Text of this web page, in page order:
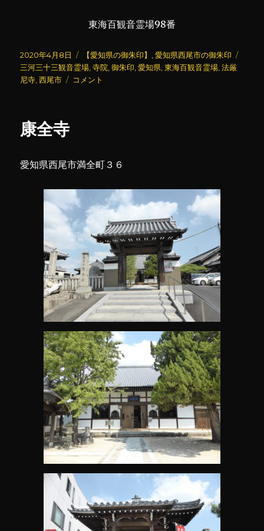
東海百観音霊場98番
投
稿
日:
2020年4月8日
カ
テ
ゴ
【愛知県の御朱印】 ,愛知県西尾市の御朱印
三河三十三観音霊場 ,寺院 ,御朱印 ,愛知県 ,東海百観音霊場 ,法厳
尼寺 ,西尾市
法
コメント
康全寺
愛知県西尾市満全町３６